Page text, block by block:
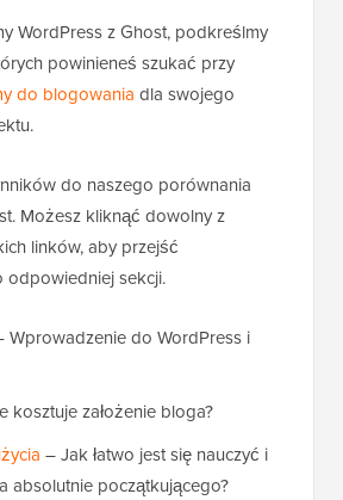
WordPress z Ghost, podkreślmy
powinieneś szukać przy
do blogowania dla swojego
do naszego porównania
Możesz kliknąć dowolny z
linków, aby przejść
sekcji.
Wprowadzenie do WordPress i
kosztuje założenie bloga?
– Jak łatwo jest się nauczyć i
absolutnie początkującego?